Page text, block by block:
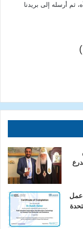
ثم أرسله إلى بريدنا
عمل